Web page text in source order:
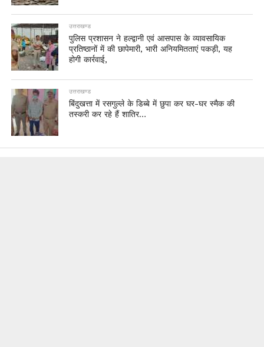
उत्तराखण्ड
पुलिस प्रशासन ने हल्द्वानी एवं आसपास के व्यावसायिक
प्रतिष्ठानों में की छापेमारी, भारी अनियमितताएं पकड़ी, यह
होगी कार्रवाई,
उत्तराखण्ड
बिंदुखत्ता में रसगुल्ले के डिब्बे में छुपा कर घर-घर स्मैक की
तस्करी कर रहे हैं शातिर…